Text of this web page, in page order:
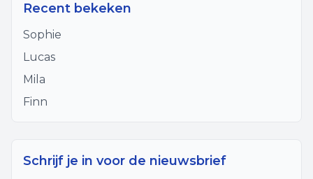
Recent bekeken
Sophie
Lucas
Mila
Finn
Schrijf je in voor de nieuwsbrief